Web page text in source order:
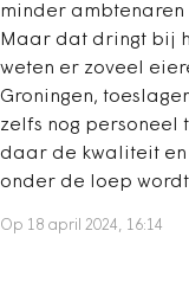
minder ambtenaren
Maar dat dringt bij
weten er zoveel
Groningen,
zelfs nog personeel
daar de kwaliteit
onder de loep
Op 18 april 2024, 16:14